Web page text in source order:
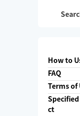
How to
FAQ
Terms of
ct